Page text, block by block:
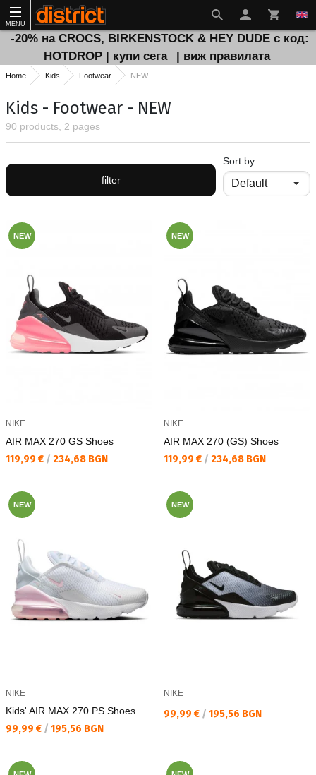
MENU
-20% на CROCS, BIRKENSTOCK & HEY DUDE с код:
HOTDROP | купи сега
| виж правилата
Home Kids Footwear NEW
Kids - Footwear - NEW
90 products, 2 pages
filter
Sort by
NEW
NIKE
AIR MAX 270 GS Shoes
Текуща цена:
119,99 € / 234,68 BGN
NEW
NIKE
AIR MAX 270 (GS) Shoes
Текуща цена:
119,99 € / 234,68 BGN
NEW
NIKE
Kids' AIR MAX 270 PS Shoes
Текуща цена:
99,99 € / 195,56 BGN
NEW
NIKE
Текуща цена:
99,99 € / 195,56 BGN